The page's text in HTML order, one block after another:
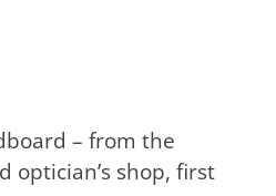
– from the
optician’s shop, first